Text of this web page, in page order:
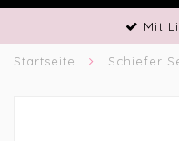
Mit
Startseite Schiefer